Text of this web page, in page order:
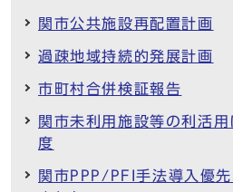
関市公共施設再配置計画
過疎地域持続的発展計画
市町村合併検証報告
関市未利用施設等の利活用
度
関市PPP/PFI手法導入優